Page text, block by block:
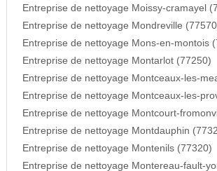
Entreprise de nettoyage Moissy-cramayel
Entreprise de nettoyage Mondreville
Entreprise de nettoyage Mons-en-montois
Entreprise de nettoyage Montarlot (77250)
Entreprise de nettoyage Montceaux-les-
Entreprise de nettoyage Montceaux-les-
Entreprise de nettoyage Montcourt-
Entreprise de nettoyage Montdauphin
Entreprise de nettoyage Montenils (77320)
Entreprise de nettoyage Montereau-fault-